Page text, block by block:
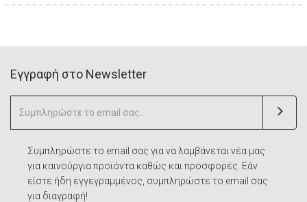
Eγγραφή στο Newsletter
Συμπληρώστε το email σας για να λαμβάνεται νέα μας
για καινούργια προϊόντα καθώς και προσφορές. Εάν
είστε ήδη εγγεγραμμένος, συμπληρώστε το email σας
για διαγραφή!